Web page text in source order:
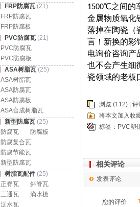
1500℃之间的
金属物质氧化
落掉在陶瓷（
言！新换的彩
电询价咨询产
也不会产生细
瓷领域的老板
浏览 (112) | 评
将本文加入收
标签： PVC塑
相关评论
发表评论
您的评价
FRP防腐瓦 (21)
FRP防腐瓦
FRP防腐板
PVC防腐瓦 (21)
PVC防腐瓦
PVC防腐板
ASA树脂瓦 (25)
ASA树脂瓦
ASA防腐瓦
ASA防腐板
ASA合成树脂瓦
新型防腐瓦 (25)
防腐瓦
防腐板
防腐复合瓦
防腐节能瓦
新型防腐瓦
树脂瓦配件 (25)
正脊瓦
斜脊瓦
三通瓦
滴水檐
泛水瓦